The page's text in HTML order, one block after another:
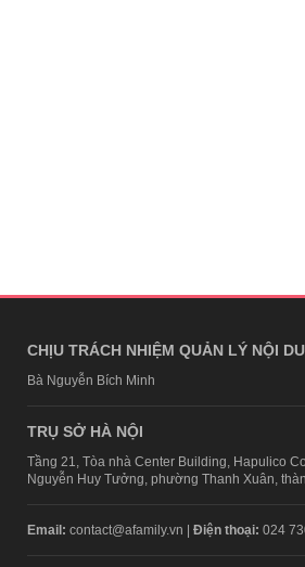
CHỊU TRÁCH NHIỆM QUẢN LÝ NỘI
Bà Nguyễn Bích Minh
TRỤ SỞ HÀ NỘI
Tầng 21, Tòa nhà Center Building, Hapulico
Nguyễn Huy Tưởng, phường Thanh Xuân,
Email: contact@afamily.vn | Điện thoại: 024